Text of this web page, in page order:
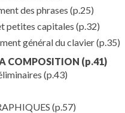
des phrases (p.25)
petites capitales (p.32)
général du clavier(p.35)
COMPOSITION (p.41)
(p.43)
(p.57)